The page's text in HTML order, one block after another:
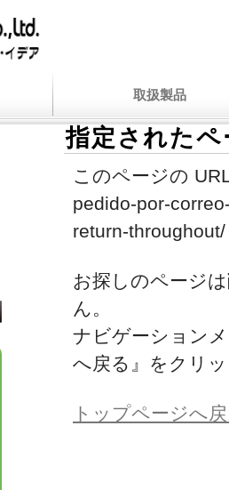
取扱製品
指定された
このページの
pedido-por-
return-throughout/
お探しのページ
ん。
ナビゲーション
へ戻る』をクリ
トップページへ